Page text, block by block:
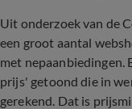
Uit onderzoek van de
een groot aantal
met
prijs' getoond die in
gerekend. Dat is